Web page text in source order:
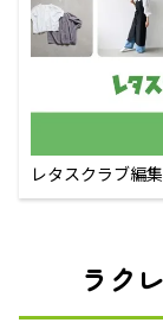
レタスクラブ編
ラク